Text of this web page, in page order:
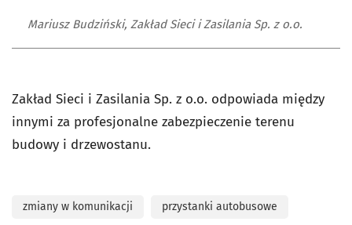
Mariusz Budziński, Zakład Sieci i Zasilania Sp. z o.o.
Zakład Sieci i Zasilania Sp. z o.o. odpowiada między
innymi za profesjonalne zabezpieczenie terenu
budowy i drzewostanu.
zmiany w komunikacji przystanki autobusowe